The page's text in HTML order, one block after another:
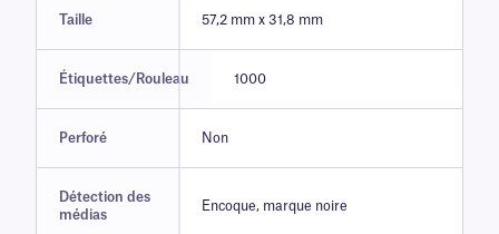
Taille 57,2 mm x 31,8 mm
Étiquettes/Rouleau 1000
Perforé Non
Détection des
médias
Encoque, marque noire